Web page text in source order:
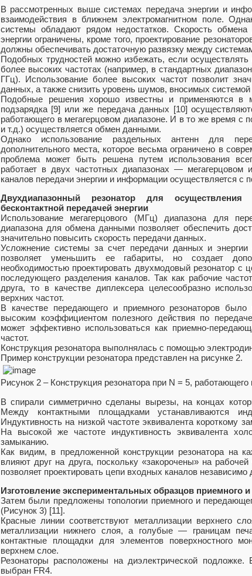
В рассмотренных выше системах передача энергии и
взаимодействия в ближнем электромагнитном поле.
системы обладают рядом недостатков. Скорость
энергии ограничены, кроме того, проектирование
должны обеспечивать достаточную развязку между
Подобных трудностей можно избежать, если
более высоких частотах (например, в стандартных
ГГц). Использование более высоких частот позволит
данных, а также снизить уровень шумов, вносимых системой
Подобные решения хорошо известны и применяются в
подзарядка [9] или же передача данных [10]
работающего в мегагерцовом диапазоне. И в то же время с
и т.д.) осуществляется обмен данными.
Однако использование раздельных антенн для
дополнительного места, которое весьма ограничено в
проблема может быть решена путем использования
работает в двух частотных диапазонах — мегагерцовом
каналов передачи энергии и информации осуществляется с
Двухдиапазонный резонатор для
бесконтактной передачей энергии
Использование мегагерцового (МГц) диапазона для
диапазона для обмена данными позволяет обеспечить
значительно повысить скорость передачи данных.
Усложнение системы за счет передачи данных и энергии
позволяет уменьшить ее габариты, но создает
необходимостью проектировать двухмодовый резонатор с
последующего разделения каналов. Так как рабочие
друга, то в качестве диплексера целесообразно
верхних частот.
В качестве передающего и приемного резонаторов
высоким коэффициентом полезного действия по
может эффективно использоваться как приемно-
частот.
Конструкция резонатора выполнялась с помощью
Пример конструкции резонатора представлен на рисунке 2.
Рисунок 2 – Конструкция резонатора при N = 5, работающего
В спирали симметрично сделаны вырезы, на концах
Между контактными площадками устанавливаются
Индуктивность на низкой частоте эквивалента короткому
На высокой же частоте индуктивность эквивалента
замыканию.
Как видим, в предложенной конструкции резонатора на
влияют друг на друга, поскольку «закорочены» на
позволяет проектировать цепи входных каналов независимо
Изготовление экспериментальных образцов приемного
Затем были предложены топологии приемного и
(Рисунок 3) [11].
Красные линии соответствуют металлизации верхнего
металлизации нижнего слоя, а голубые — границам
контактные площадки для элементов поверхностного
верхнем слое.
Резонаторы расположены на диэлектрической
выбран FR4.